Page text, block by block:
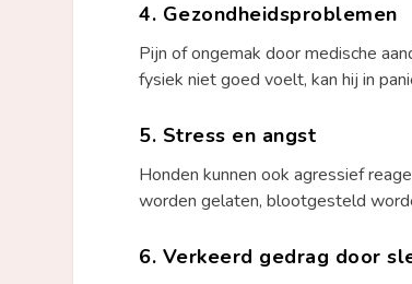
4. Gezondheidsproblemen
Pijn of ongemak door medische
fysiek niet goed voelt, kan hij in
5. Stress en angst
Honden kunnen ook agressief
worden gelaten, blootgesteld
6. Verkeerd gedrag door